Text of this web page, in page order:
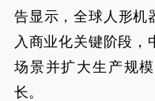
告显示，全球人形机
入商业化关键阶段，
场景并扩大生产规
长。